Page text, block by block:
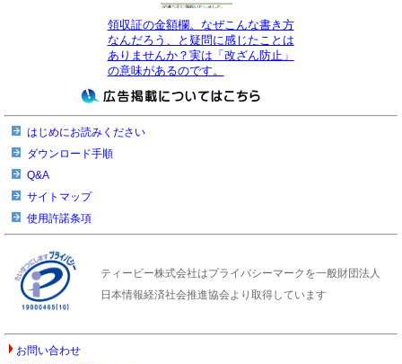
領収証の金額欄。なぜこんな書き方
なんだろう、と疑問に感じたことは
ありませんか？実は「改ざん防止」
の意味があるのです。
はじめにお読みください
ダウンロード手順
Q&A
サイトマップ
使用許諾条項
ティービー株式会社はプライバシーマークを一般財団法人
日本情報経済社会推進協会より取得しています
お問い合わせ